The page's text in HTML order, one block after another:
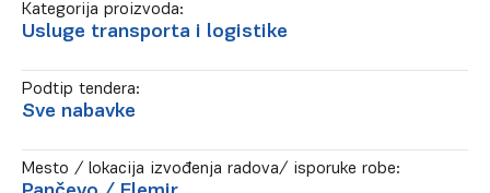
Kategorija proizvoda:
Usluge transporta i logistike
Podtip tendera:
Sve nabavke
Mesto / lokacija izvođenja radova/ isporuke robe: